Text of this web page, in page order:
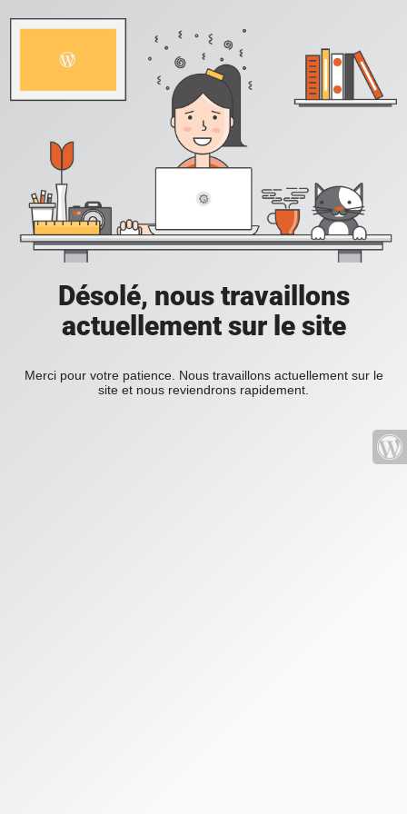
Désolé, nous travaillons
actuellement sur le site
Merci pour votre patience. Nous travaillons actuellement sur le
site et nous reviendrons rapidement.